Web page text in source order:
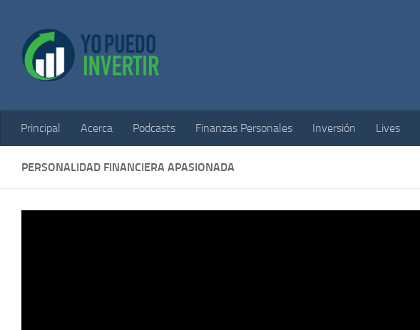
Principal Acerca Podcasts Finanzas Personales Inversión Lives
PERSONALIDAD FINANCIERA APASIONADA